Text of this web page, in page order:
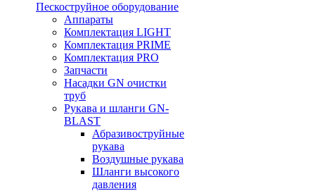
Пескоструйное оборудование
Аппараты
Комплектация LIGHT
Комплектация PRIME
Комплектация PRO
Запчасти
Насадки GN очистки
труб
Рукава и шланги GN-
BLAST
Абразивоструйные
рукава
Воздушные рукава
Шланги высокого
давления